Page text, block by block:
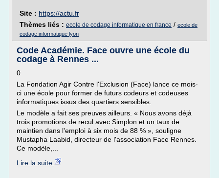
Site : https://actu.fr
Thèmes liés : ecole de codage informatique en france / ecole de
codage informatique lyon
Code Académie. Face ouvre une école du
codage à Rennes ...
0
La Fondation Agir Contre l'Exclusion (Face) lance ce mois-
ci une école pour former de futurs codeurs et codeuses
informatiques issus des quartiers sensibles.
Le modèle a fait ses preuves ailleurs. « Nous avons déjà
trois promotions de recul avec Simplon et un taux de
maintien dans l'emploi à six mois de 88 % », souligne
Mustapha Laabid, directeur de l'association Face Rennes.
Ce modèle,...
Lire la suite